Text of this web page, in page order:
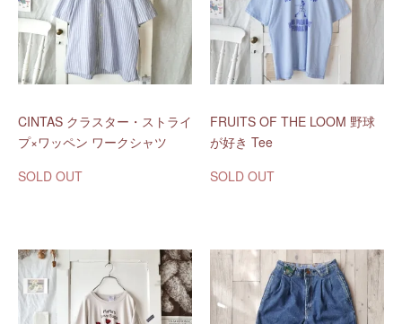
CINTAS クラスター・ストライ
プ×ワッペン ワークシャツ
SOLD OUT
FRUITS OF THE LOOM 野球
が好き Tee
SOLD OUT